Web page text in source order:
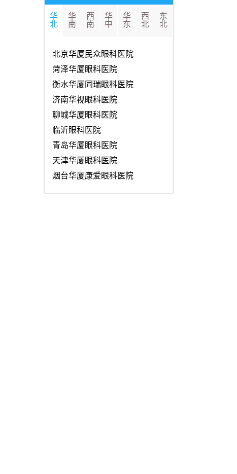
华
北
华
南
西
南
华
中
华
东
西
北
东
北
北京华厦民众眼科医院
菏泽华厦眼科医院
衡水华厦同瑞眼科医院
济南华视眼科医院
聊城华厦眼科医院
临沂眼科医院
青岛华厦眼科医院
天津华厦眼科医院
烟台华厦康爱眼科医院